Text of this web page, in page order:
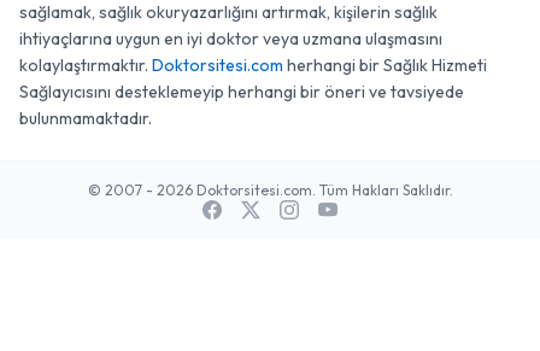
sağlamak, sağlık okuryazarlığını artırmak, kişilerin sağlık
ihtiyaçlarına uygun en iyi doktor veya uzmana ulaşmasını
kolaylaştırmaktır. Doktorsitesi.com herhangi bir Sağlık Hizmeti
Sağlayıcısını desteklemeyip herhangi bir öneri ve tavsiyede
bulunmamaktadır.
© 2007 - 2026 Doktorsitesi.com. Tüm Hakları Saklıdır.